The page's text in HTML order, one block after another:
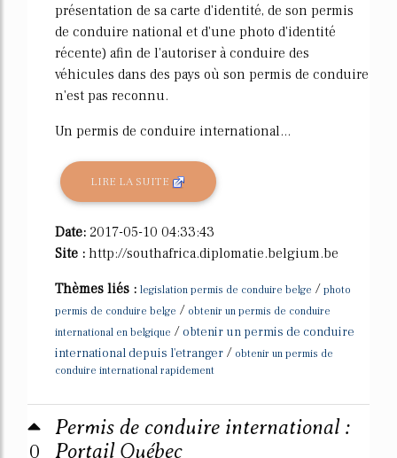
présentation de sa carte d'identité, de son permis
de conduire national et d'une photo d'identité
récente) afin de l'autoriser à conduire des
véhicules dans des pays où son permis de conduire
n'est pas reconnu.
Un permis de conduire international...
LIRE LA SUITE
Date: 2017-05-10 04:33:43
Site : http://southafrica.diplomatie.belgium.be
Thèmes liés : legislation permis de conduire belge / photo
permis de conduire belge / obtenir un permis de conduire
international en belgique / obtenir un permis de conduire
international depuis l'etranger / obtenir un permis de
conduire international rapidement
0
Permis de conduire international :
Portail Québec